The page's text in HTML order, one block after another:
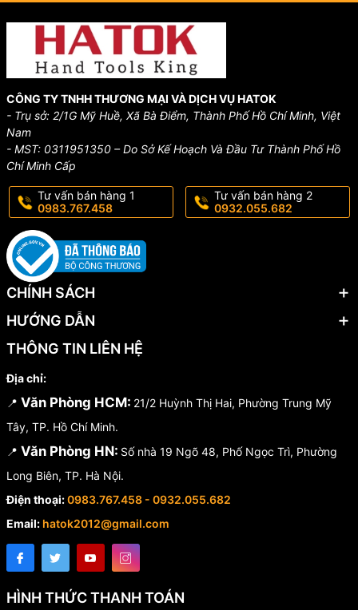
CÔNG TY TNHH THƯƠNG MẠI VÀ DỊCH VỤ HATOK
- Trụ sở: 2/1G Mỹ Huề, Xã Bà Điểm, Thành Phố Hồ Chí Minh, Việt
Nam
- MST: 0311951350 – Do Sở Kế Hoạch Và Đầu Tư Thành Phố Hồ
Chí Minh Cấp
Tư vấn bán hàng 1
0983.767.458
Tư vấn bán hàng 2
0932.055.682
CHÍNH SÁCH
HƯỚNG DẪN
THÔNG TIN LIÊN HỆ
Địa chỉ:
📍 Văn Phòng HCM: 21/2 Huỳnh Thị Hai, Phường Trung Mỹ
Tây, TP. Hồ Chí Minh.
📍 Văn Phòng HN: Số nhà 19 Ngõ 48, Phố Ngọc Trì, Phường
Long Biên, TP. Hà Nội.
Điện thoại:0983.767.458 - 0932.055.682
Email: hatok2012@gmail.com
HÌNH THỨC THANH TOÁN